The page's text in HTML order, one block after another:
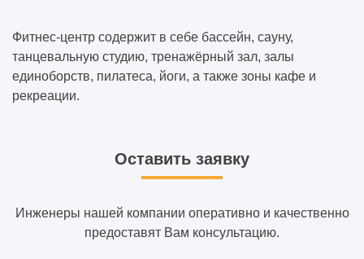
Фитнес-центр содержит в себе бассейн, сауну,
танцевальную студию, тренажёрный зал, залы
единоборств, пилатеса, йоги, а также зоны кафе и
рекреации.
Оставить заявку
Инженеры нашей компании оперативно и качественно
предоставят Вам консультацию.